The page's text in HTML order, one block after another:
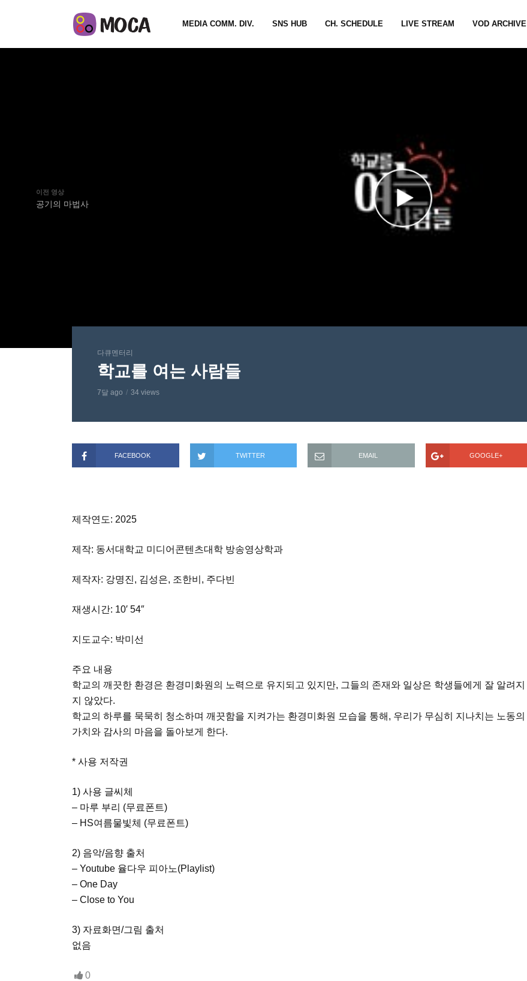
MEDIA COMM. DIV. SNS HUB CH. SCHEDULE LIVE STREAM VOD ARCHIVE
이전 영상
공기의 마법사
다큐멘터리
학교를 여는 사람들
7달 ago 34 views
FACEBOOK TWITTER EMAIL GOOGLE+
제작연도: 2025
제작: 동서대학교 미디어콘텐츠대학 방송영상학과
제작자: 강명진, 김성은, 조한비, 주다빈
재생시간: 10′ 54″
지도교수: 박미선
주요 내용
학교의 깨끗한 환경은 환경미화원의 노력으로 유지되고 있지만, 그들의 존재와 일상은 학생들에게 잘 알려지
지 않았다.
학교의 하루를 묵묵히 청소하며 깨끗함을 지켜가는 환경미화원 모습을 통해, 우리가 무심히 지나치는 노동의
가치와 감사의 마음을 돌아보게 한다.
* 사용 저작권
1) 사용 글씨체
– 마루 부리 (무료폰트)
– HS여름물빛체 (무료폰트)
2) 음악/음향 출처
– Youtube 율다우 피아노(Playlist)
– One Day
– Close to You
3) 자료화면/그림 출처
없음
0